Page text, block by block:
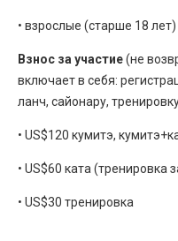
• взрослые (старше 18
Взнос за участие(не
включает в себя:
ланч, сайонару,
• US$120 кумитэ,
• US$60 ката (тренировка
• US$30 тренировка